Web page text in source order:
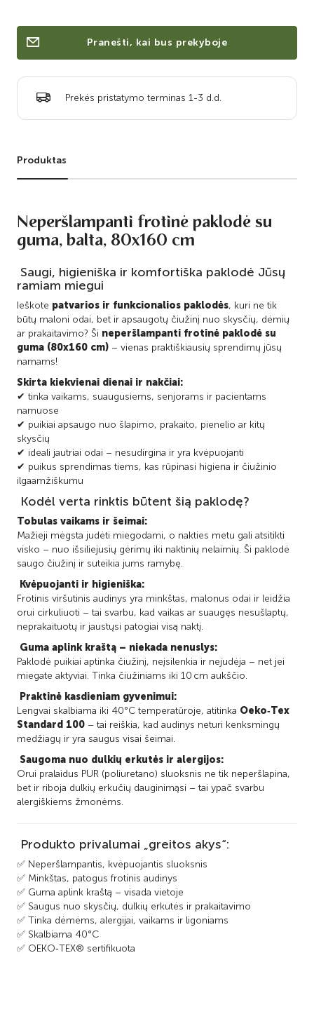
Pranešti, kai bus prekyboje
Prekės pristatymo terminas 1-3 d.d.
Produktas
Neperšlampanti frotinė paklodė su
guma, balta, 80x160 cm
Saugi, higieniška ir komfortiška paklodė Jūsų
ramiam miegui
Ieškote patvarios ir funkcionalios paklodės, kuri ne tik
būtų maloni odai, bet ir apsaugotų čiužinį nuo skysčių, dėmių
ar prakaitavimo? Ši neperšlampanti frotinė paklodė su
guma (80x160 cm) – vienas praktiškiausių sprendimų jūsų
namams!
Skirta kiekvienai dienai ir nakčiai:
✔ tinka vaikams, suaugusiems, senjorams ir pacientams
namuose
✔ puikiai apsaugo nuo šlapimo, prakaito, pienelio ar kitų
skysčių
✔ ideali jautriai odai – nesudirgina ir yra kvėpuojanti
✔ puikus sprendimas tiems, kas rūpinasi higiena ir čiužinio
ilgaamžiškumu
Kodėl verta rinktis būtent šią paklodę?
Tobulas vaikams ir šeimai:
Mažieji mėgsta judėti miegodami, o nakties metu gali atsitikti
visko – nuo išsiliejusių gėrimų iki naktinių nelaimių. Ši paklodė
saugo čiužinį ir suteikia jums ramybę.
Kvėpuojanti ir higieniška:
Frotinis viršutinis audinys yra minkštas, malonus odai ir leidžia
orui cirkuliuoti – tai svarbu, kad vaikas ar suaugęs nesušlaptų,
neprakaituotų ir jaustųsi patogiai visą naktį.
Guma aplink kraštą – niekada nenuslys:
Paklodė puikiai aptinka čiužinį, neįsilenkia ir nejudėja – net jei
miegate aktyviai. Tinka čiužiniams iki 10 cm aukščio.
Praktinė kasdieniam gyvenimui:
Lengvai skalbiama iki 40°C temperatūroje, atitinka Oeko‑Tex
Standard 100 – tai reiškia, kad audinys neturi kenksmingų
medžiagų ir yra saugus visai šeimai.
Saugoma nuo dulkių erkutės ir alergijos:
Orui pralaidus PUR (poliuretano) sluoksnis ne tik neperšlapina,
bet ir riboja dulkių erkučių dauginimąsi – tai ypač svarbu
alergiškiems žmonėms.
Produkto privalumai „greitos akys“:
✅ Neperšlampantis, kvėpuojantis sluoksnis
✅ Minkštas, patogus frotinis audinys
✅ Guma aplink kraštą – visada vietoje
✅ Saugus nuo skysčių, dulkių erkutės ir prakaitavimo
✅ Tinka dėmėms, alergijai, vaikams ir ligoniams
✅ Skalbiama 40°C
✅ OEKO‑TEX® sertifikuota